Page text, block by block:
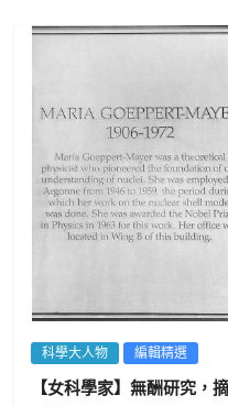
科學大人物 編輯精選
【女科學家】無酬研究